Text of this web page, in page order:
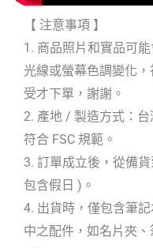
【 注意事項 】
1. 商品照片和實品可
光線或螢幕色調變化
受才下單，謝謝。
2. 產地 / 製造方式：
符合 FSC 規範。
3. 訂單成立後，從備
包含假日 )。
4. 出貨時，僅包含筆
中之配件，如名片夾